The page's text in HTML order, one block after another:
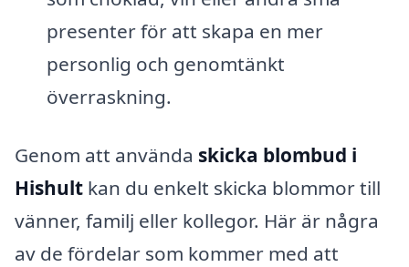
presenter för att skapa en mer
personlig och genomtänkt
överraskning.
Genom att använda skicka blombud i
Hishult kan du enkelt skicka blommor till
vänner, familj eller kollegor. Här är några
av de fördelar som kommer med att